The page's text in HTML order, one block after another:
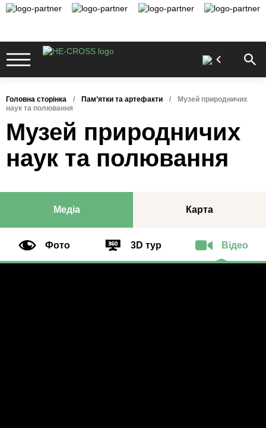
Головна сторінка Пам’ятки та артефакти
Музей природничих
наук та полювання
Музей природничих
наук та полювання
Медіа Карта
Фото 3D тур Відео